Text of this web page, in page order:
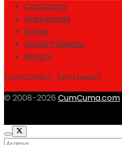
CumCuma
Hakkımızda
Künye
Gizlilik Politikası
İletişim
CumCuma | (xml news)
© 2008-2026 CumCuma.com